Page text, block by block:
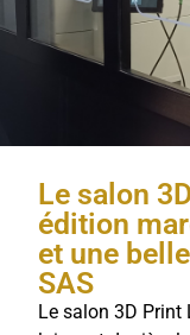
Le salon
édition
et une
SAS
Le salon 3D Print